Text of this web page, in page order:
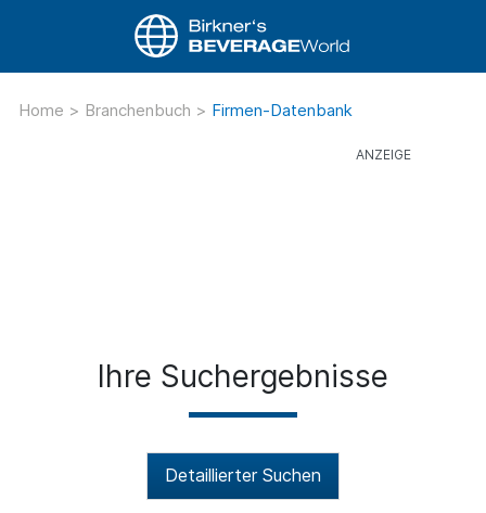
Home > Branchenbuch > Firmen-Datenbank
Ihre Suchergebnisse
Detaillierter Suchen